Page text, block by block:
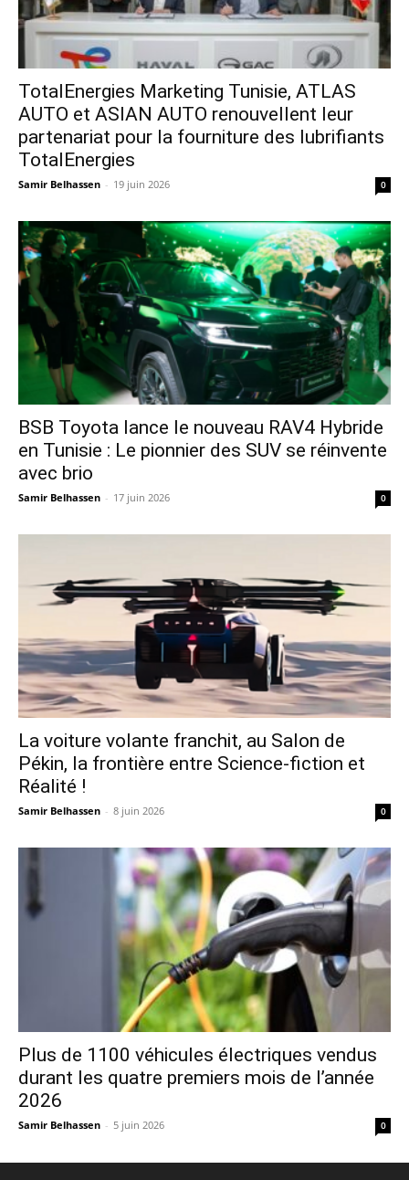
TotalEnergies Marketing Tunisie, ATLAS
AUTO et ASIAN AUTO renouvellent leur
partenariat pour la fourniture des lubrifiants
TotalEnergies
Samir Belhassen - 19 juin 2026 0
​BSB Toyota lance le nouveau RAV4 Hybride
en Tunisie : Le pionnier des SUV se réinvente
avec brio
Samir Belhassen - 17 juin 2026 0
La voiture volante franchit, au Salon de
Pékin, la frontière entre Science-fiction et
Réalité !
Samir Belhassen - 8 juin 2026 0
Plus de 1100 véhicules électriques vendus
durant les quatre premiers mois de l’année
2026
Samir Belhassen - 5 juin 2026 0